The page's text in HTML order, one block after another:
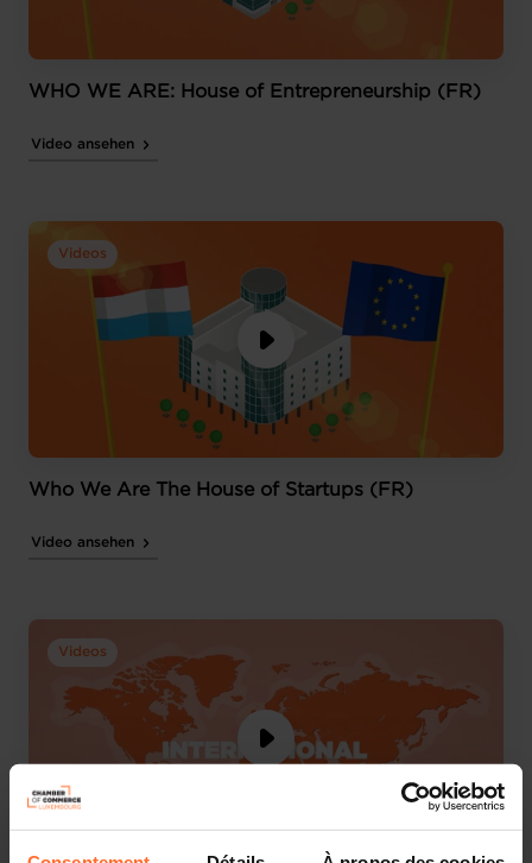
WHO WE ARE: House of Entrepreneurship (FR)
Video ansehen
Videos
Who We Are The House of Startups (FR)
Video ansehen
Videos